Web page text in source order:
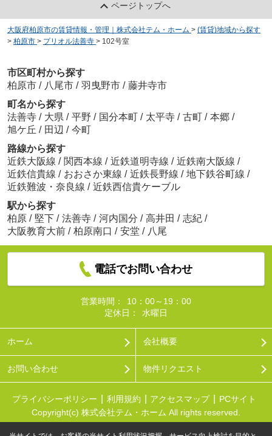
ページトップへ
大阪府柏原市の賃貸情報・管理｜株式会社テム・ホーム > (賃貸)地域から探す
> 柏原市 > プリオル法善寺 > 102号室
市区町村から探す
柏原市 / 八尾市 / 羽曳野市 / 藤井寺市
町名から探す
法善寺 / 大県 / 平野 / 国分本町 / 太平寺 / 古町 / 本郷 /
旭ケ丘 / 田辺 / 今町
路線から探す
近鉄大阪線 / 関西本線 / 近鉄道明寺線 / 近鉄南大阪線 /
近鉄信貴線 / おおさか東線 / 近鉄長野線 / 地下鉄谷町線 /
近鉄難波・奈良線 / 近鉄西信貴ケーブル
駅から探す
柏原 / 堅下 / 法善寺 / 河内国分 / 高井田 / 志紀 /
大阪教育大前 / 柏原南口 / 安堂 / 八尾
電話でお問い合わせ
営業時間：
10：00～19：00
定休日：
水曜日
ホーム 会社概要
お問い合わせ 物件リクエスト
プライバシーポリシー 利用規約 アクセスマップ
PCサイト
Copyright(c) 株式会社テム・ホーム All rights reserved.